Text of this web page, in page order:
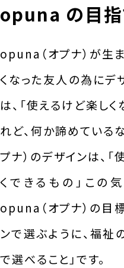
opuna の目指
opuna（オプナ）が生
くなった友人の為にデ
は、「使えるけど楽し
れど、何か諦めている
プナ）のデザインは、「
くできるもの」この
opuna（オプナ）の目
ンで選ぶように、福祉
で選べること」です。